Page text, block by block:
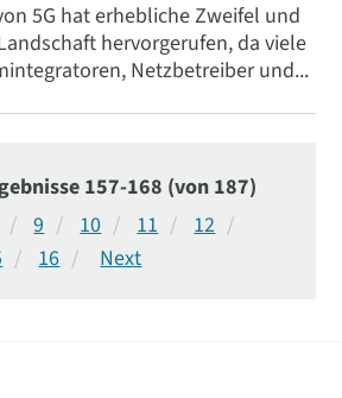
5G hat erhebliche Zweifel und
hervorgerufen, da viele
Netzbetreiber und...
157-168 (von 187)
9 10 11
12
16